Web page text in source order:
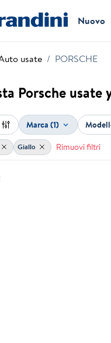
Nuovo
usate PORSCHE
Porsche usate
Marca (1)
Giallo Rimuovi filtri